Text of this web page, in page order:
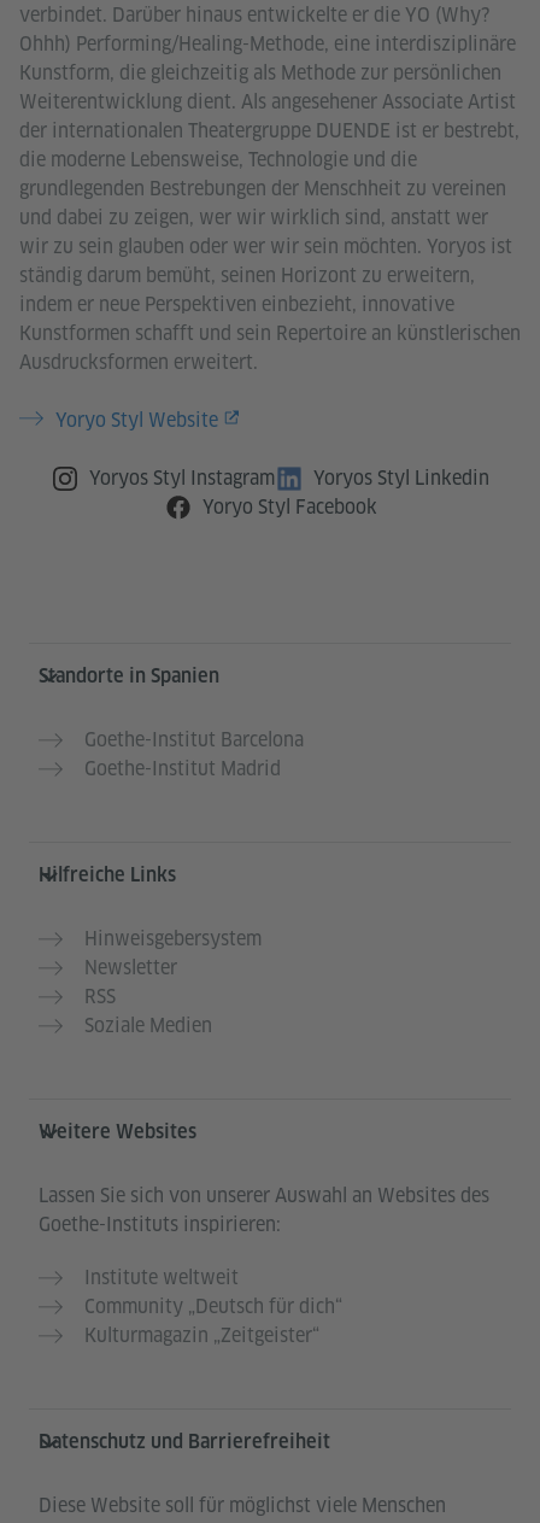
verbindet. Darüber hinaus entwickelte er die YO (Why?
Ohhh) Performing/Healing-Methode, eine interdisziplinäre
Kunstform, die gleichzeitig als Methode zur persönlichen
Weiterentwicklung dient. Als angesehener Associate Artist
der internationalen Theatergruppe DUENDE ist er bestrebt,
die moderne Lebensweise, Technologie und die
grundlegenden Bestrebungen der Menschheit zu vereinen
und dabei zu zeigen, wer wir wirklich sind, anstatt wer
wir zu sein glauben oder wer wir sein möchten. Yoryos ist
ständig darum bemüht, seinen Horizont zu erweitern,
indem er neue Perspektiven einbezieht, innovative
Kunstformen schafft und sein Repertoire an künstlerischen
Ausdrucksformen erweitert.
Yoryo Styl Website
Yoryos Styl Instagram
Yoryos Styl Linkedin
Yoryo Styl Facebook
Service- und Informationsbereich
Standorte in Spanien
Goethe-Institut Barcelona
Goethe-Institut Madrid
Hilfreiche Links
Hinweisgebersystem
Newsletter
RSS
Soziale Medien
Weitere Websites
Lassen Sie sich von unserer Auswahl an Websites des
Goethe-Instituts inspirieren:
Institute weltweit
Community „Deutsch für dich“
Kulturmagazin „Zeitgeister“
Datenschutz und Barrierefreiheit
Diese Website soll für möglichst viele Menschen